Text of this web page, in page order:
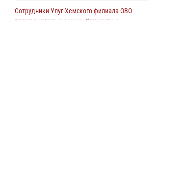
Сотрудники Улуг-Хемского филиала ОВО
подключились к акции «Каникулы с